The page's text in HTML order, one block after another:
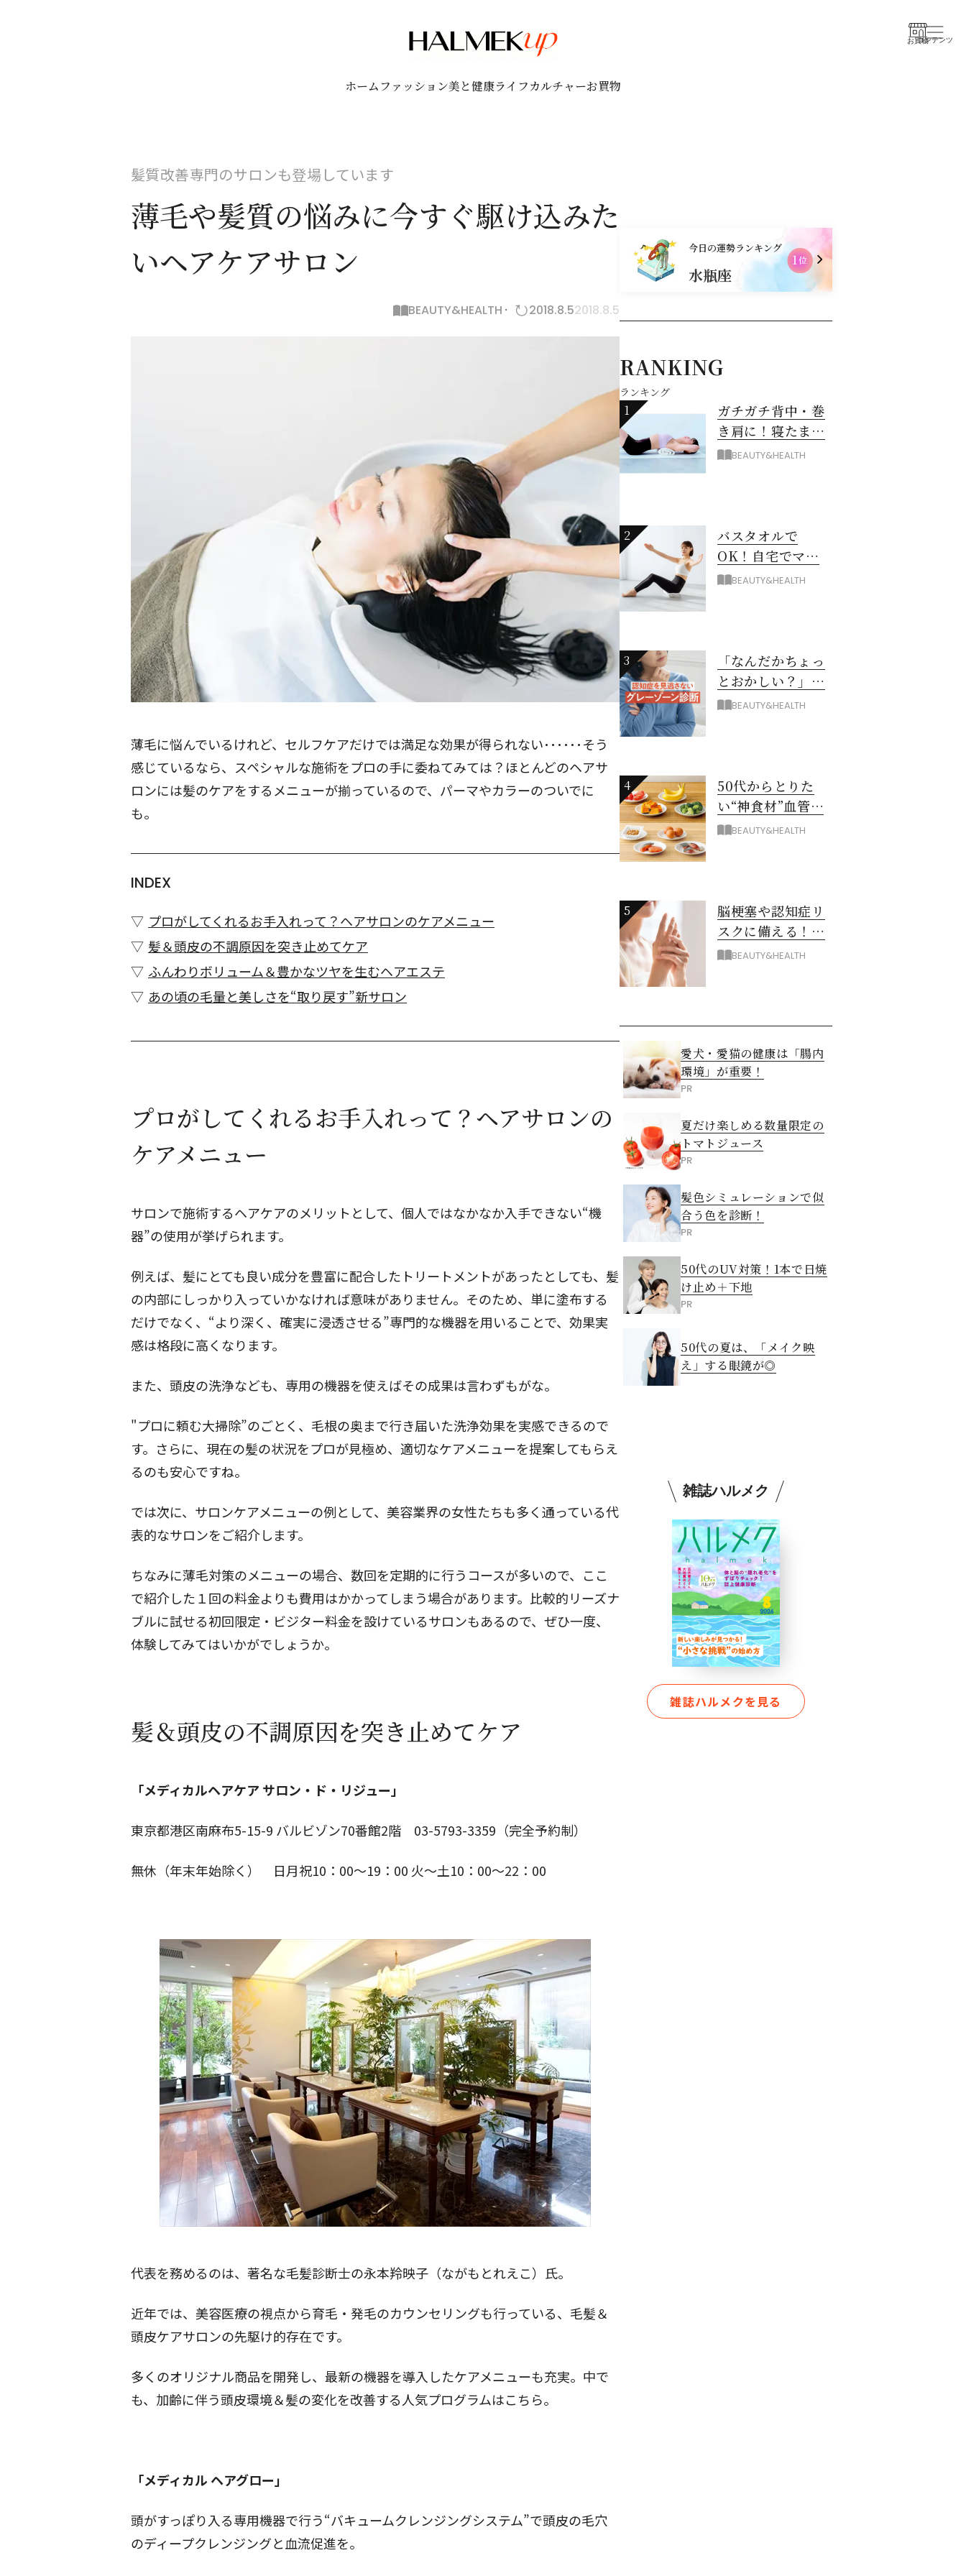
お買物コンテンツ
ホーム ファッション美と健康ライフカルチャーお買物
髪質改善専門のサロンも登場しています
薄毛や髪質の悩みに今すぐ駆け込みた
いヘアケアサロン
BEAUTY&HEALTH 2018.8.52018.8.5
薄毛に悩んでいるけれど、セルフケアだけでは満足な効果が得られない･･････そう
感じているなら、スペシャルな施術をプロの手に委ねてみては？ほとんどのヘアサ
ロンには髪のケアをするメニューが揃っているので、パーマやカラーのついでに
も。
INDEX
プロがしてくれるお手入れって？ヘアサロンのケアメニュー
髪＆頭皮の不調原因を突き止めてケア
ふんわりボリューム＆豊かなツヤを生むヘアエステ
あの頃の毛量と美しさを“取り戻す”新サロン
プロがしてくれるお手入れって？ヘアサロンの
ケアメニュー
サロンで施術するヘアケアのメリットとして、個人ではなかなか入手できない“機
器”の使用が挙げられます。
例えば、髪にとても良い成分を豊富に配合したトリートメントがあったとしても、髪
の内部にしっかり入っていかなければ意味がありません。そのため、単に塗布する
だけでなく、“より深く、確実に浸透させる”専門的な機器を用いることで、効果実
感は格段に高くなります。
また、頭皮の洗浄なども、専用の機器を使えばその成果は言わずもがな。
"プロに頼む大掃除”のごとく、毛根の奥まで行き届いた洗浄効果を実感できるので
す。さらに、現在の髪の状況をプロが見極め、適切なケアメニューを提案してもらえ
るのも安心ですね。
では次に、サロンケアメニューの例として、美容業界の女性たちも多く通っている代
表的なサロンをご紹介します。
ちなみに薄毛対策のメニューの場合、数回を定期的に行うコースが多いので、ここ
で紹介した１回の料金よりも費用はかかってしまう場合があります。比較的リーズナ
ブルに試せる初回限定・ビジター料金を設けているサロンもあるので、ぜひ一度、
体験してみてはいかがでしょうか。
髪＆頭皮の不調原因を突き止めてケア
「メディカルヘアケア サロン・ド・リジュー」
東京都港区南麻布5-15-9 バルビゾン70番館2階 03-5793-3359（完全予約制）
無休（年末年始除く） 日月祝10：00〜19：00 火〜土10：00〜22：00
代表を務めるのは、著名な毛髪診断士の永本羚映子（ながもとれえこ）氏。
近年では、美容医療の視点から育毛・発毛のカウンセリングも行っている、毛髪＆
頭皮ケアサロンの先駆け的存在です。
多くのオリジナル商品を開発し、最新の機器を導入したケアメニューも充実。中で
も、加齢に伴う頭皮環境＆髪の変化を改善する人気プログラムはこちら。
「メディカル ヘアグロー」
頭がすっぽり入る専用機器で行う“バキュームクレンジングシステム”で頭皮の毛穴
のディープクレンジングと血流促進を。
今日の運勢ランキング
水瓶座
乙女座
2位
RANKING
ランキング
1
ガチガチ背中・巻
き肩に！寝たまま
バスタオル「おう
BEAUTY&HEALTH
2
バスタオルで
OK！自宅でマシ
ン級に骨から整え
BEAUTY&HEALTH
3
「なんだかちょっ
とおかしい？」を
見逃さない！ 認知
BEAUTY&HEALTH
4
50代からとりた
い“神食材”血管と
脳を若々しく保つ
BEAUTY&HEALTH
5
脳梗塞や認知症リ
スクに備える！ゴ
ースト血管を復活
BEAUTY&HEALTH
愛犬・愛猫の健康は「腸内
環境」が重要！
PR
夏だけ楽しめる数量限定の
トマトジュース
PR
髪色シミュレーションで似
合う色を診断！
PR
50代のUV対策！1本で日焼
け止め＋下地
PR
50代の夏は、「メイク映
え」する眼鏡が◎
雑誌ハルメク
雑誌ハルメクを見る